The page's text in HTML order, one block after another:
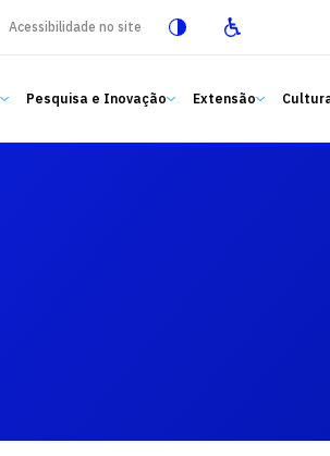
Acessibilidade no site
Pesquisa e Inovação Extensão